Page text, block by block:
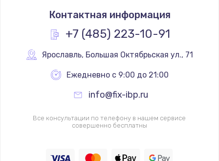
Контактная информация
+7 (485) 223-10-91
Ярославль, Большая Октябрьская ул., 71
Ежедневно с 9:00 до 21:00
info@fix-ibp.ru
Все консультации по телефону в нашем сервисе
совершенно бесплатны